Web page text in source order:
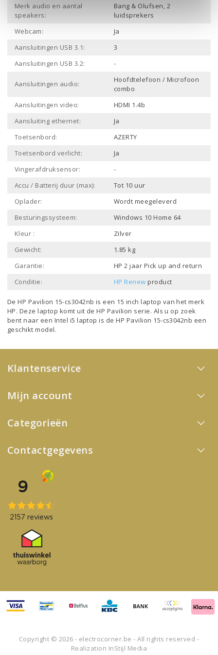
Merk audio en aantal
speakers:
Bang & Olufsen, 2
luidsprekers
Webcam:
Ja
Aansluitingen USB 3.1:
3
Aansluitingen USB 3.2:
-
Aansluitingen audio:
Hoofdtelefoon / Microfoon
combo
Aansluitingen video:
HDMI 1.4b
Aansluiting ethernet:
Ja
Toetsenbord:
AZERTY
Toetsenbord verlicht:
Ja
Vingerafdruksensor:
-
Accu / Batterij duur (max):
Tot 10 uur
Oplader:
Wordt meegeleverd
Besturingssysteem:
Windows 10 Home 64
Kleur :
Zilver
Gewicht:
1.85 kg
Garantie:
HP 2 jaar Pick up and return
Conditie:
HP Renew product
De HP Pavilion 15-cs3042nb is een 15 inch laptop van het merk
HP. Deze laptop komt uit deHP Pavilion serie. Als u op zoek
bent naar een Intel i5 laptopis de HP Pavilion 15-cs3042nb een
geschikt model.
Klantenservice
Mijn account
Categorieën
Contactgegevens
Copyright © 2026 - electrocorner.be - All rights reserved -
Realization InStijl Media